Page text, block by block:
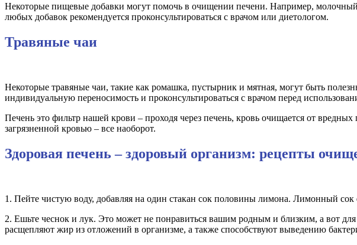
Некоторые пищевые добавки могут помочь в очищении печени. Например,
любых добавок рекомендуется проконсультироваться с врачом или диетологом.
Травяные чаи
Некоторые травяные чаи, такие как ромашка, пустырник и мятная, могут быть
индивидуальную переносимость и проконсультироваться с врачом перед
Печень это фильтр нашей крови – проходя через печень, кровь очищается от
загрязненной кровью – все наоборот.
Здоровая печень – здоровый организм: рецепты
1. Пейте чистую воду, добавляя на один стакан сок половины лимона. Лимонный
2. Ешьте чеснок и лук. Это может не понравиться вашим родным и близким, а вот
расщепляют жир из отложений в организме, а также способствуют выведению